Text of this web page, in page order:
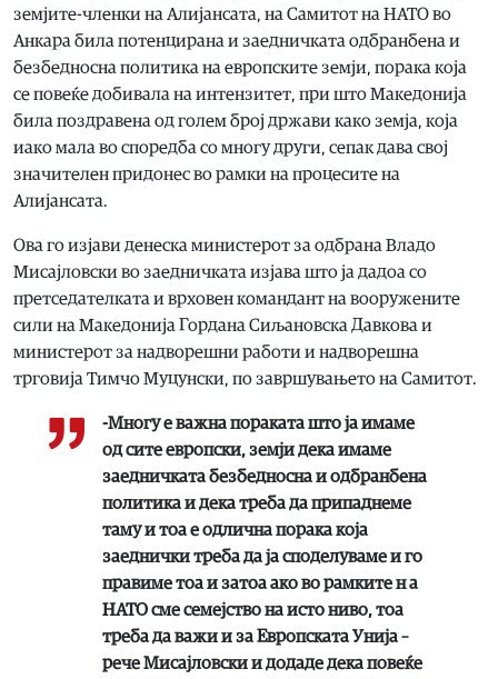
земјите-членки на Алијансата, на Самитот на НАТО во
Анкара била потенцирана и заедничката одбранбена и
безбедносна политика на европските земји, порака која
се повеќе добивала на интензитет, при што Македонија
била поздравена од голем број држави како земја, која
иако мала во споредба со многу други, сепак дава свој
значителен придонес во рамки на процесите на
Алијансата.
Ова го изјави денеска министерот за одбрана Владо
Мисајловски во заедничката изјава што ја дадоа со
претседателката и врховен командант на вооружените
сили на Македонија Гордана Сиљановска Давкова и
министерот за надворешни работи и надворешна
трговија Тимчо Муцунски, по завршувањето на Самитот.
-Многу е важна пораката што ја имаме
од сите европски, земји дека имаме
заедничката безбедносна и одбранбена
политика и дека треба да припаднеме
таму и тоа е одлична порака која
заеднички треба да ја споделуваме и го
правиме тоа и затоа ако во рамките н а
НАТО сме семејство на исто ниво, тоа
треба да важи и за Европската Унија –
рече Мисајловски и додаде дека повеќе